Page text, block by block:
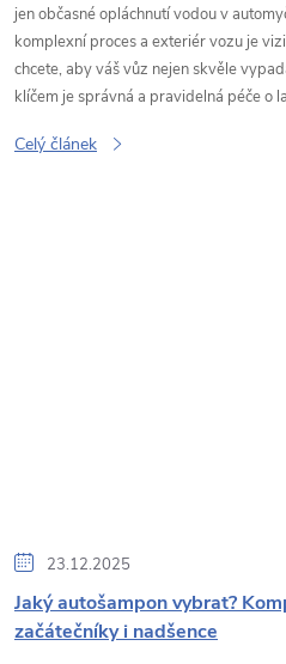
jen občasné opláchnutí vodou v
komplexní proces a exteriér vozu je
chcete, aby váš vůz nejen skvěle
klíčem je správná a pravidelná péče o
Celý článek
23.12.2025
Jaký autošampon vybrat?
začátečníky i nadšence